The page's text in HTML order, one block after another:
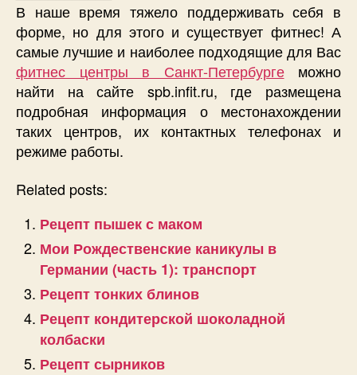
В наше время тяжело поддерживать себя в
форме, но для этого и существует фитнес! А
самые лучшие и наиболее подходящие для Вас
фитнес центры в Санкт-Петербургеможно
найти на сайте spb.infit.ru, где размещена
подробная информация о местонахождении
таких центров, их контактных телефонах и
режиме работы.
Related posts:
Рецепт пышек с маком
Мои Рождественские каникулы в
Германии (часть 1): транспорт
Рецепт тонких блинов
Рецепт кондитерской шоколадной
колбаски
Рецепт сырников